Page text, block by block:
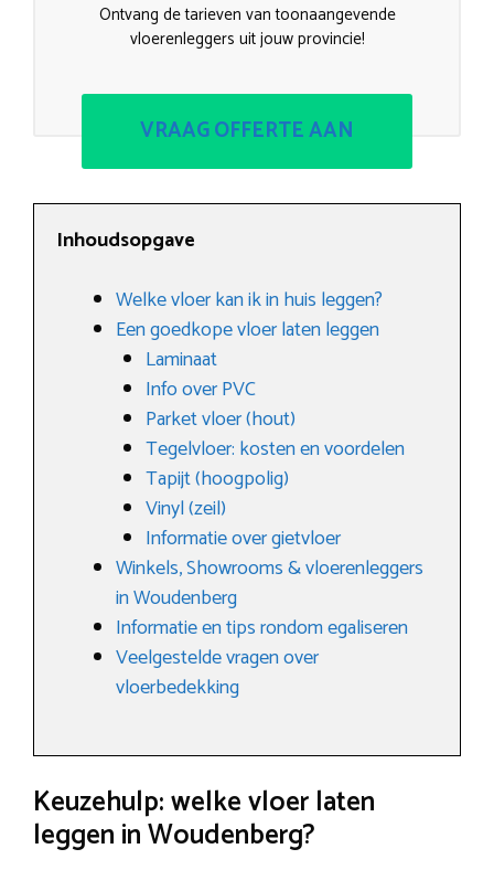
Ontvang de tarieven van toonaangevende
vloerenleggers uit jouw provincie!
VRAAG OFFERTE AAN
Inhoudsopgave
Welke vloer kan ik in huis leggen?
Een goedkope vloer laten leggen
Laminaat
Info over PVC
Parket vloer (hout)
Tegelvloer: kosten en voordelen
Tapijt (hoogpolig)
Vinyl (zeil)
Informatie over gietvloer
Winkels, Showrooms & vloerenleggers
in Woudenberg
Informatie en tips rondom egaliseren
Veelgestelde vragen over
vloerbedekking
Keuzehulp: welke vloer laten
leggen in Woudenberg?